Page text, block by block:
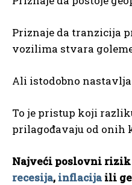
Priznaje da tranzicija
vozilima stvara
Ali istodobno
To je pristup koji
prilagođavaju od onih
Najveći poslovni rizik
recesija, inflacijaili